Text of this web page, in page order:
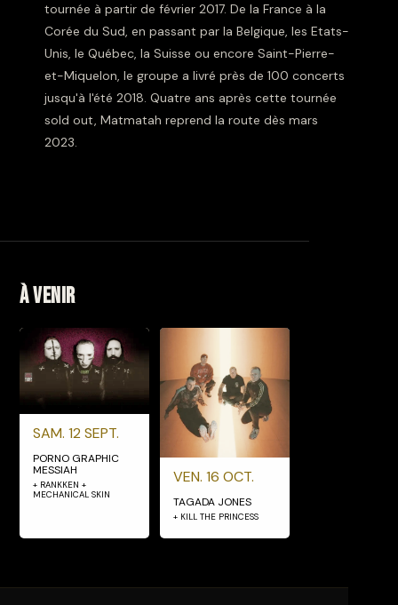
tournée à partir de février 2017. De la France à la
Corée du Sud, en passant par la Belgique, les Etats-
Unis, le Québec, la Suisse ou encore Saint-Pierre-
et-Miquelon, le groupe a livré près de 100 concerts
jusqu'à l'été 2018. Quatre ans après cette tournée
sold out, Matmatah reprend la route dès mars
2023.
À venir
SAM. 12 SEPT.
PORNO GRAPHIC
MESSIAH
+ RANKKEN +
MECHANICAL SKIN
VEN. 16 OCT.
TAGADA JONES
+ KILL THE PRINCESS